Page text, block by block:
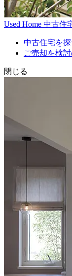
Used Home 中古住
中古住宅を探
ご売却を検
閉じる